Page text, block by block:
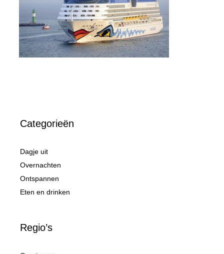
Categorieën
Dagje uit
Overnachten
Ontspannen
Eten en drinken
Regio’s